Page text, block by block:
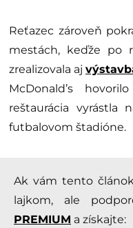
Reťazec zároveň
mestách, keďže po
zrealizovala aj
McDonald’s
reštaurácia vyrástla
futbalovom štadióne.
Ak vám tento
lajkom, ale
PREMIUM a získajte: